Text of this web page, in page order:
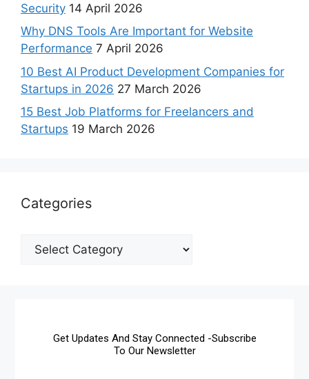
Security 14 April 2026
Why DNS Tools Are Important for Website
Performance 7 April 2026
10 Best AI Product Development Companies for
Startups in 2026 27 March 2026
15 Best Job Platforms for Freelancers and
Startups 19 March 2026
Categories
Get Updates And Stay Connected -Subscribe
To Our Newsletter